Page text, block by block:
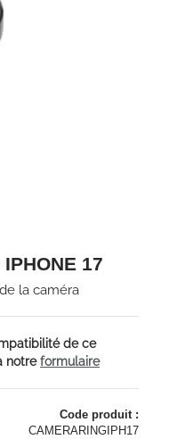
17
la caméra
de ce
notreformulaire
Code produit :
CAMERARINGIPH17